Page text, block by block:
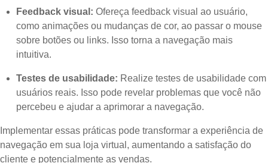
Feedback visual: Ofereça feedback visual ao usuário,
como animações ou mudanças de cor, ao passar o mouse
sobre botões ou links. Isso torna a navegação mais
intuitiva.
Testes de usabilidade: Realize testes de usabilidade com
usuários reais. Isso pode revelar problemas que você não
percebeu e ajudar a aprimorar a navegação.
Implementar essas práticas pode transformar a experiência de
navegação em sua loja virtual, aumentando a satisfação do
cliente e potencialmente as vendas.